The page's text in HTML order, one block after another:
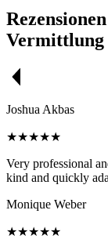
Vermittlung
Joshua Akbas
★★★★★
Very professional
kind and quickly
Monique Weber
★★★★★